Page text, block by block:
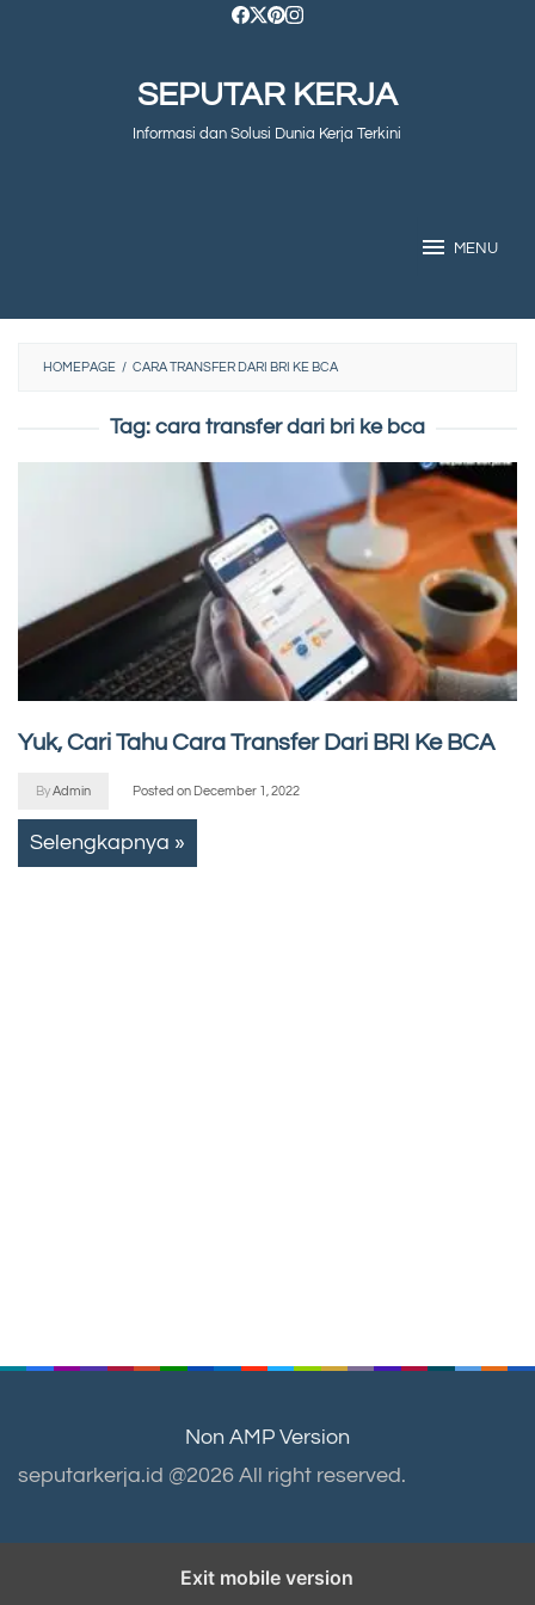
SEPUTAR KERJA
Informasi dan Solusi Dunia Kerja Terkini
MENU
HOMEPAGE / CARA TRANSFER DARI BRI KE BCA
Tag: cara transfer dari bri ke bca
Yuk, Cari Tahu Cara Transfer Dari BRI Ke BCA
ByAdmin Posted on December 1, 2022
Selengkapnya »
Non AMP Version
seputarkerja.id @2026 All right reserved.
Exit mobile version